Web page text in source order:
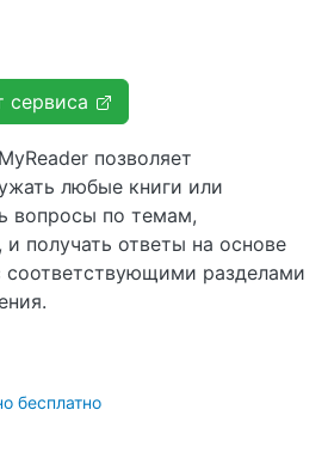
сервиса
позволяет
любые книги или
вопросы по темам,
получать ответы на основе
соответствующими разделами
бесплатно